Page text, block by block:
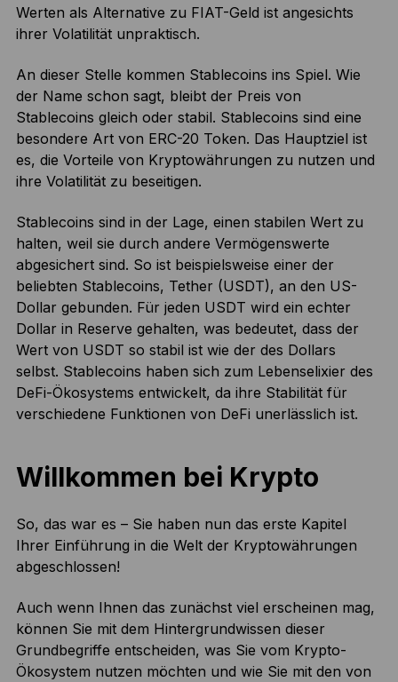
Werten als Alternative zu FIAT-Geld ist angesichts
ihrer Volatilität unpraktisch.
An dieser Stelle kommen Stablecoins ins Spiel. Wie
der Name schon sagt, bleibt der Preis von
Stablecoins gleich oder stabil. Stablecoins sind eine
besondere Art von ERC-20 Token. Das Hauptziel ist
es, die Vorteile von Kryptowährungen zu nutzen und
ihre Volatilität zu beseitigen.
Stablecoins sind in der Lage, einen stabilen Wert zu
halten, weil sie durch andere Vermögenswerte
abgesichert sind. So ist beispielsweise einer der
beliebten Stablecoins, Tether (USDT), an den US-
Dollar gebunden. Für jeden USDT wird ein echter
Dollar in Reserve gehalten, was bedeutet, dass der
Wert von USDT so stabil ist wie der des Dollars
selbst. Stablecoins haben sich zum Lebenselixier des
DeFi-Ökosystems entwickelt, da ihre Stabilität für
verschiedene Funktionen von DeFi unerlässlich ist.
Willkommen bei Krypto
So, das war es – Sie haben nun das erste Kapitel
Ihrer Einführung in die Welt der Kryptowährungen
abgeschlossen!
Auch wenn Ihnen das zunächst viel erscheinen mag,
können Sie mit dem Hintergrundwissen dieser
Grundbegriffe entscheiden, was Sie vom Krypto-
Ökosystem nutzen möchten und wie Sie mit den von